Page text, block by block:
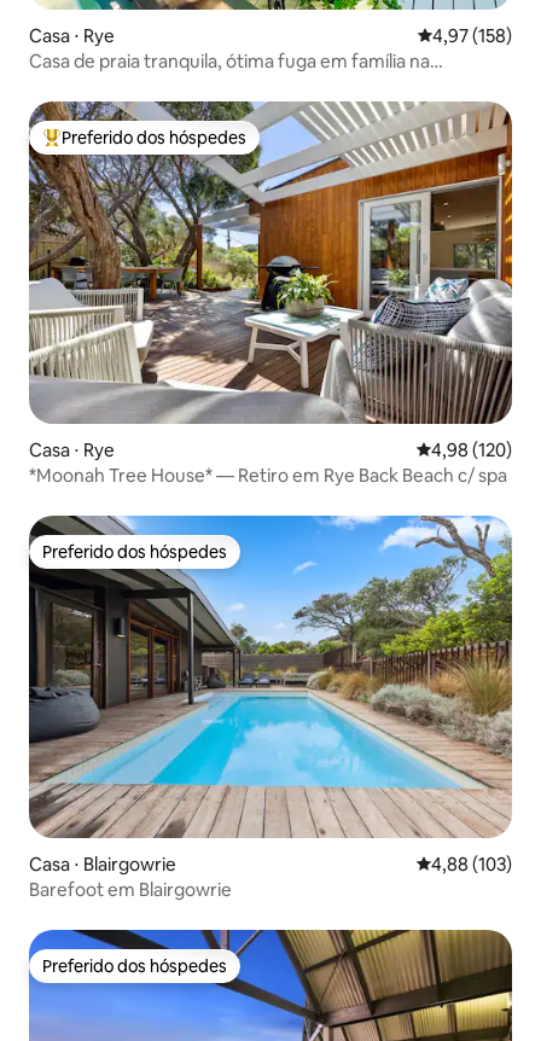
Casa ⋅ Rye 4,97 de uma
4,97 (158)
Casa de praia tranquila, ótima fuga em família na
Entre os melhores preferidos dos hóspedes
Preferido dos hóspedes
Casa ⋅ Rye 4,98 de uma
4,98 (120)
*Moonah Tree House* — Retiro em Rye Back Beach c/ spa
Preferido dos hóspedes
Preferido dos hóspedes
Casa ⋅ Blairgowrie 4,88 de uma
4,88 (103)
Barefoot em Blairgowrie
Preferido dos hóspedes
Preferido dos hóspedes